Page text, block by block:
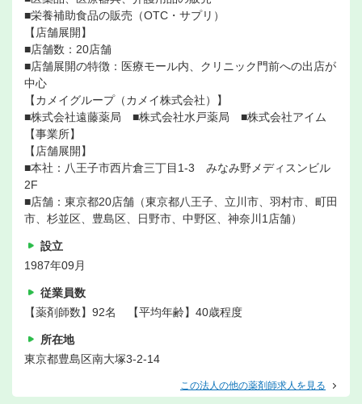
■栄養補助食品の販売（OTC・サプリ）
【店舗展開】
■店舗数：20店舗
■店舗展開の特徴：医療モール内、クリニック門前への出店が
中心
【カメイグループ（カメイ株式会社）】
■株式会社遠藤薬局 ■株式会社水戸薬局 ■株式会社アイム
【事業所】
【店舗展開】
■本社：八王子市西片倉三丁目1-3 みなみ野メディスンビル
2F
■店舗：東京都20店舗（東京都八王子、立川市、羽村市、町田
市、杉並区、豊島区、日野市、中野区、神奈川1店舗）
設立
1987年09月
従業員数
【薬剤師数】92名 【平均年齢】40歳程度
所在地
東京都豊島区南大塚3-2-14
この法人の他の薬剤師求人を見る